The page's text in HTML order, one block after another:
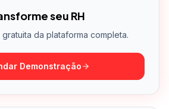
seu RH
da plataforma completa.
Demonstração